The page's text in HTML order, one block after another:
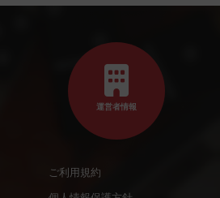
運営者情報
ご利用規約